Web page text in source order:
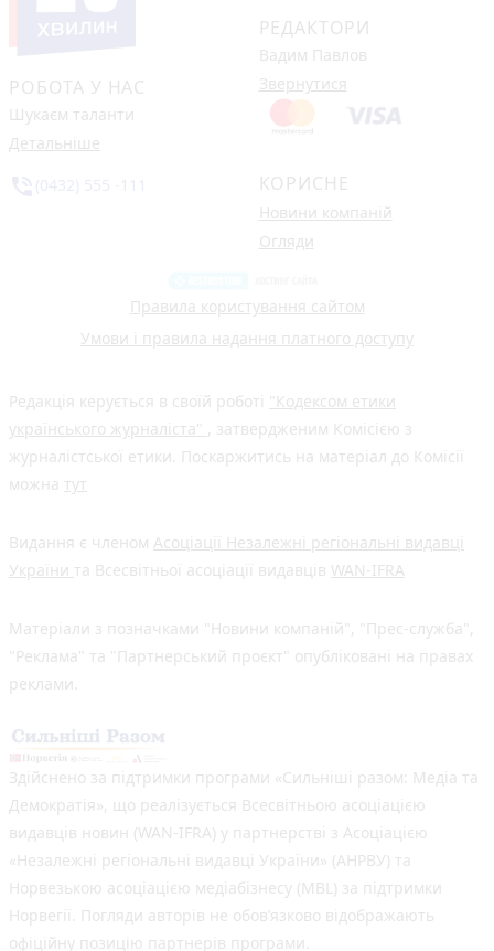
РОБОТА У НАС
Шукаєм таланти
Детальніше
РЕДАКТОРИ
Вадим Павлов
Звернутися
КОРИСНЕ
Новини компаній
Огляди
Правила користування сайтом
Умови і правила надання платного доступу
Редакція керується в своїй роботі "Кодексом етики
українського журналіста"
, затвердженим Комісією з
журналістської етики. Поскаржитись на матеріал до Комісії
можна тут
Видання є членом Асоціації Незалежні регіональні видавці
України та Всесвітньої асоціації видавців WAN-IFRA
Матеріали з позначками "Новини компаній", "Прес-служба",
"Реклама" та "Партнерський проєкт" опубліковані на правах
реклами.
Здійснено за підтримки програми «Сильніші разом: Медіа та
Демократія», що реалізується Всесвітньою асоціацією
видавців новин (WAN-IFRA) у партнерстві з Асоціацією
«Незалежні регіональні видавці України» (АНРВУ) та
Норвезькою асоціацією медіабізнесу (MBL) за підтримки
Норвегії. Погляди авторів не обов’язково відображають
офіційну позицію партнерів програми.